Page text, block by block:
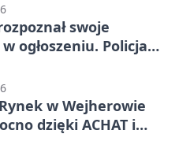
swoje
ogłoszeniu. Policja
w Wejherowie
dzięki ACHAT i